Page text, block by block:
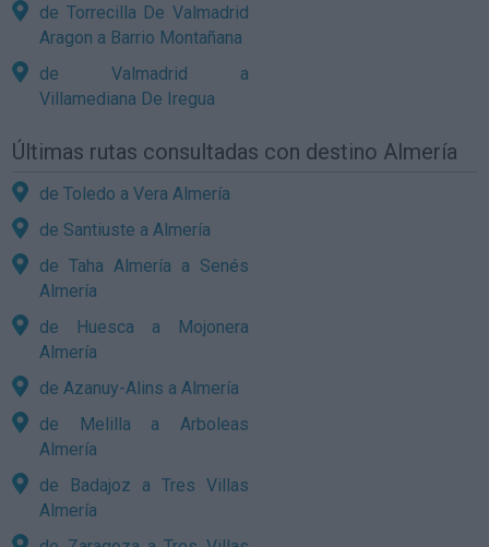
de Torrecilla De Valmadrid
Aragon a Barrio Montañana
de Valmadrid a
Villamediana De Iregua
Últimas rutas consultadas con destino Almería
de Toledo a Vera Almería
de Santiuste a Almería
de Taha Almería a Senés
Almería
de Huesca a Mojonera
Almería
de Azanuy-Alins a Almería
de Melilla a Arboleas
Almería
de Badajoz a Tres Villas
Almería